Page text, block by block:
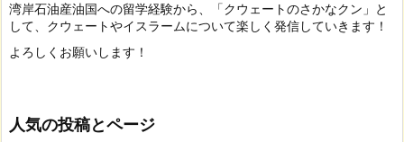
湾岸石油産油国への留学経験から、「クウェートのさかなクン」と
して、クウェートやイスラームについて楽しく発信していきます！
よろしくお願いします！
人気の投稿とページ